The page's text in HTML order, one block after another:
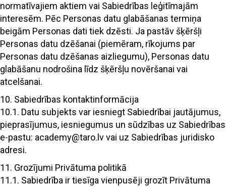
normatīvajiem aktiem vai Sabiedrības leģitīmajām
interesēm. Pēc Personas datu glabāšanas termiņa
beigām Personas dati tiek dzēsti. Ja pastāv šķēršļi
Personas datu dzēšanai (piemēram, rīkojums par
Personas datu dzēšanas aizliegumu), Personas datu
glabāšanu nodrošina līdz šķēršļu novēršanai vai
atcelšanai.
10. Sabiedrības kontaktinformācija
10.1. Datu subjekts var iesniegt Sabiedrībai jautājumus,
pieprasījumus, iesniegumus un sūdzības uz Sabiedrības
e-pastu: academy@taro.lv vai uz Sabiedrības juridisko
adresi.
11. Grozījumi Privātuma politikā
11.1. Sabiedrība ir tiesīga vienpusēji grozīt Privātuma